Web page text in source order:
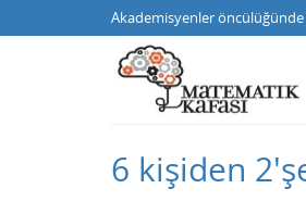
Akademisyenler
6 kişiden